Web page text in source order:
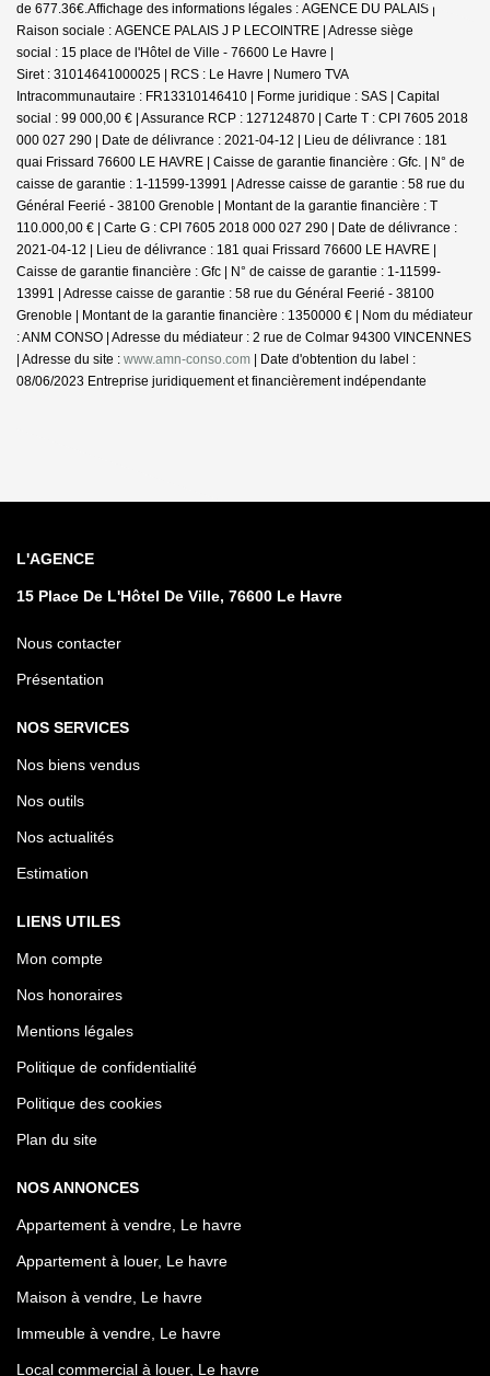
de 677.36€.Affichage des informations légales : AGENCE DU PALAIS |
Raison sociale : AGENCE PALAIS J P LECOINTRE | Adresse siège
social : 15 place de l'Hôtel de Ville - 76600 Le Havre |
Siret : 31014641000025 | RCS : Le Havre | Numero TVA
Intracommunautaire : FR13310146410 | Forme juridique : SAS | Capital
social : 99 000,00 € | Assurance RCP : 127124870 | Carte T : CPI 7605 2018
000 027 290 | Date de délivrance : 2021-04-12 | Lieu de délivrance : 181
quai Frissard 76600 LE HAVRE | Caisse de garantie financière : Gfc. | N° de
caisse de garantie : 1-11599-13991 | Adresse caisse de garantie : 58 rue du
Général Feerié - 38100 Grenoble | Montant de la garantie financière : T
110.000,00 € | Carte G : CPI 7605 2018 000 027 290 | Date de délivrance :
2021-04-12 | Lieu de délivrance : 181 quai Frissard 76600 LE HAVRE |
Caisse de garantie financière : Gfc | N° de caisse de garantie : 1-11599-
13991 | Adresse caisse de garantie : 58 rue du Général Feerié - 38100
Grenoble | Montant de la garantie financière : 1350000 € | Nom du médiateur
: ANM CONSO | Adresse du médiateur : 2 rue de Colmar 94300 VINCENNES
| Adresse du site : www.amn-conso.com | Date d'obtention du label :
08/06/2023 Entreprise juridiquement et financièrement indépendante
L'AGENCE
15 Place De L'Hôtel De Ville, 76600 Le Havre
Nous contacter
Présentation
NOS SERVICES
Nos biens vendus
Nos outils
Nos actualités
Estimation
LIENS UTILES
Mon compte
Nos honoraires
Mentions légales
Politique de confidentialité
Politique des cookies
Plan du site
NOS ANNONCES
Appartement à vendre, Le havre
Appartement à louer, Le havre
Maison à vendre, Le havre
Immeuble à vendre, Le havre
Local commercial à louer, Le havre